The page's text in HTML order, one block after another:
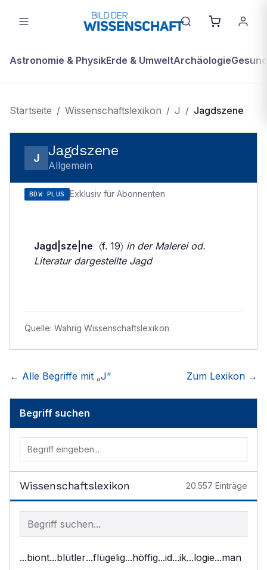
Astronomie & PhysikErde & UmweltArchäologie
Startseite / Wissenschaftslexikon / J / Jagdszene
J Jagdszene
Allgemein
BDW PLUS Exklusiv für Abonnenten
Jagd|sze|ne 〈f. 19〉 in der Malerei od.
Literatur dargestellte Jagd
Quelle: Wahrig Wissenschaftslexikon
← Alle Begriffe mit „J“ Zum Lexikon →
Begriff suchen
Wissenschaftslexikon 20.557 Einträge
Begriff im Lexikon suchen
...biont...blütler...flügelig...höffig...id...ik...logie...man